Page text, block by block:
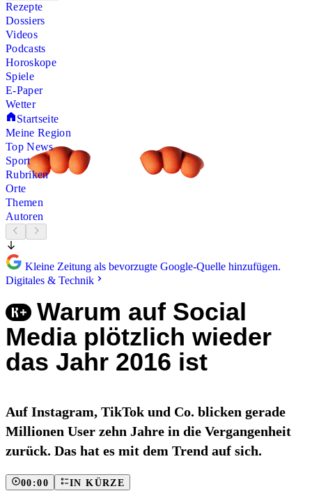
Rezepte
Dossiers
Videos
Podcasts
Horoskope
Spiele
E-Paper
Wetter
Startseite
Meine Region
Top News
Sport
Rubriken
Orte
Themen
Autoren
Kleine Zeitung als bevorzugte Google-Quelle hinzufügen.
Digitales & Technik
Warum auf Social
Media plötzlich wieder
das Jahr 2016 ist
Auf Instagram, TikTok und Co. blicken gerade
Millionen User zehn Jahre in die Vergangenheit
zurück. Das hat es mit dem Trend auf sich.
00:00 IN KÜRZE